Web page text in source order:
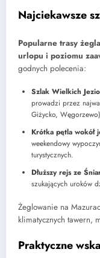
Najciekawsze
Popularne trasy
urlopu i poziomu
godnych polecenia:
Szlak Wielkich
prowadzi przez
Giżycko,
Krótka pętla wokół
weekendowy
turystycznych.
Dłuższy rejs ze
szukających uroków
Żeglowanie na
klimatycznych tawern,
Praktyczne